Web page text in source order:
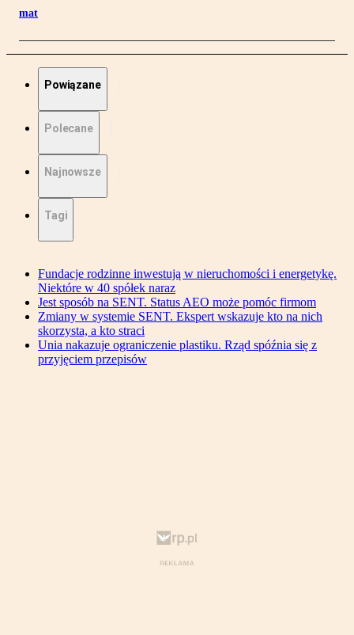
mat
Powiązane
Polecane
Najnowsze
Tagi
Fundacje rodzinne inwestują w nieruchomości i energetykę.
Niektóre w 40 spółek naraz
Jest sposób na SENT. Status AEO może pomóc firmom
Zmiany w systemie SENT. Ekspert wskazuje kto na nich
skorzysta, a kto straci
Unia nakazuje ograniczenie plastiku. Rząd spóźnia się z
przyjęciem przepisów